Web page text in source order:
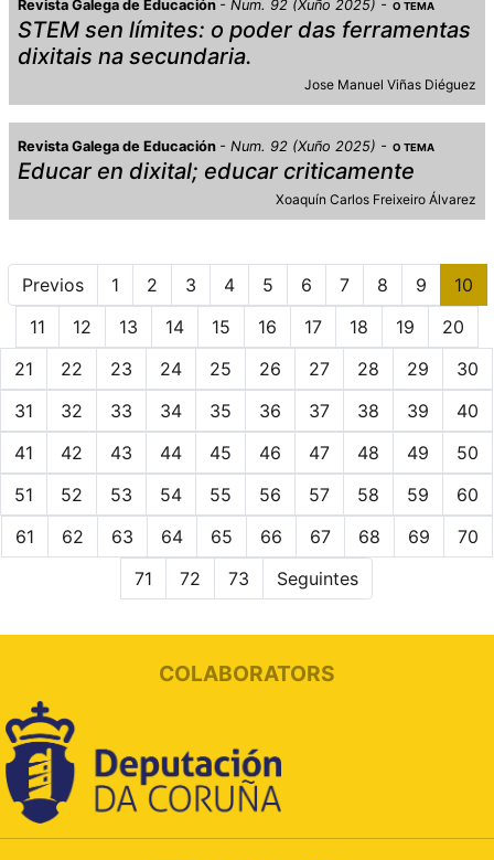
Revista Galega de Educación Num. 92 (Xuño 2025) O TEMA
STEM sen límites: o poder das ferramentas
dixitais na secundaria.
Jose Manuel Viñas Diéguez
Revista Galega de Educación Num. 92 (Xuño 2025) O TEMA
Educar en dixital; educar criticamente
Xoaquín Carlos Freixeiro Álvarez
Previos 1 2 3 4 5 6 7 8 9
10
11
12 13 14 15 16 17 18 19
20
21
22 23 24 25 26 27 28 29
30
31
32 33 34 35 36 37 38 39
40
41
42 43 44 45 46 47 48 49
50
51
52 53 54 55 56 57 58 59
60
61
62 63 64 65 66 67 68 69
70
71
72 73 Seguintes
COLABORATORS